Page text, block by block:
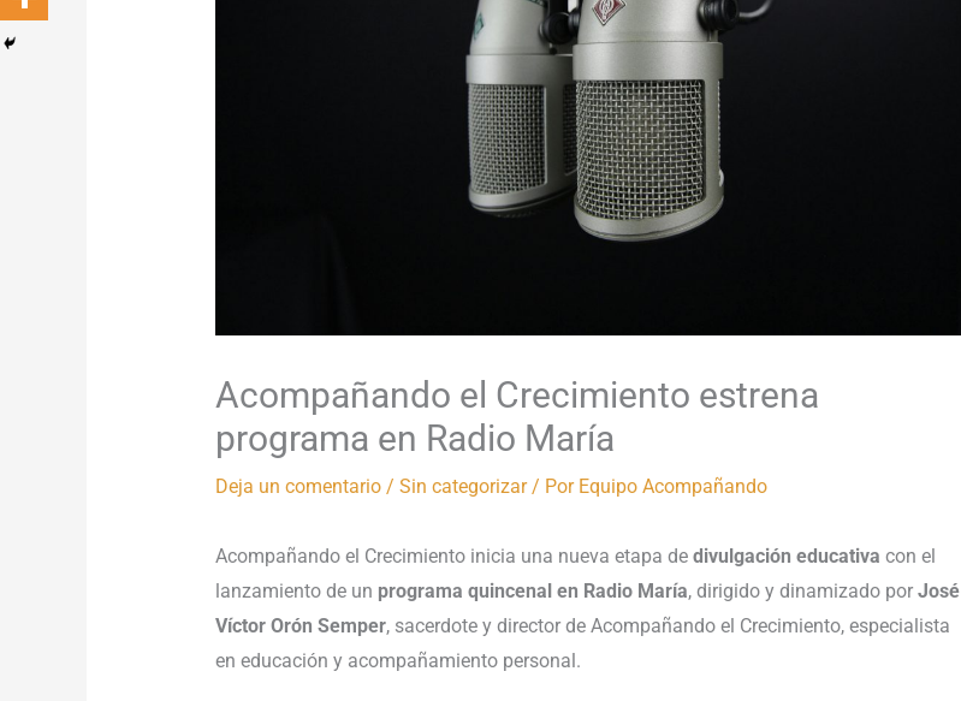
Acompañando el Crecimiento estrena
programa en Radio María
Deja un comentario / Sin categorizar/ Por Equipo Acompañando
Acompañando el Crecimiento inicia una nueva etapa de divulgación educativa con el
lanzamiento de un programa quincenal en Radio María, dirigido y dinamizado por José
Víctor Orón Semper, sacerdote y director de Acompañando el Crecimiento, especialista
en educación y acompañamiento personal.